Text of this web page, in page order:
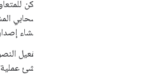
يمكن
السحابي
وإنشاء
لتفعيل
ينشئ